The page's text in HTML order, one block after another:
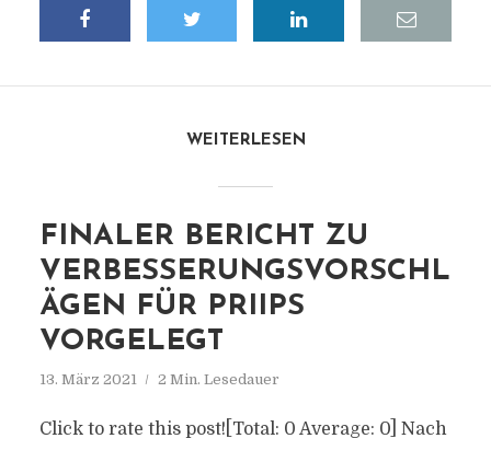
WEITERLESEN
FINALER BERICHT ZU
VERBESSERUNGSVORSCHL
ÄGEN FÜR PRIIPS
VORGELEGT
13. März 2021 2 Min. Lesedauer
Click to rate this post![Total: 0 Average: 0] Nach